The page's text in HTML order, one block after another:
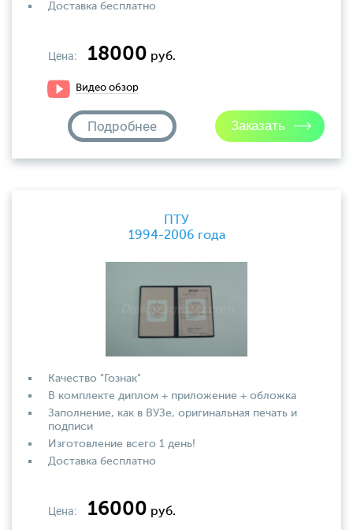
Доставка бесплатно
Цена: 18000 руб.
Видео обзор
Подробнее
ПТУ
1994-2006 года
Качество "Гознак"
В комплекте диплом + приложение + обложка
Заполнение, как в ВУЗе, оригинальная печать и
подписи
Изготовление всего 1 день!
Доставка бесплатно
Цена: 16000 руб.